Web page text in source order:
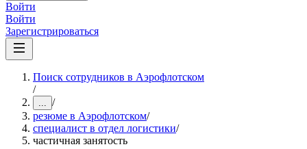
Войти
Войти
Зарегистрироваться
Поиск сотрудников в Аэрофлотском
/
... /
резюме в Аэрофлотском/
специалист в отдел логистики/
частичная занятость